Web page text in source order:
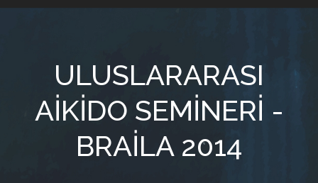
ULUSLARARASI
AIKIDO SEMINERI -
BRAILA 2014